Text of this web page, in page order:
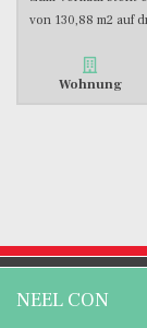
Banjole, nur 250 m
Wohnung
NEEL CON